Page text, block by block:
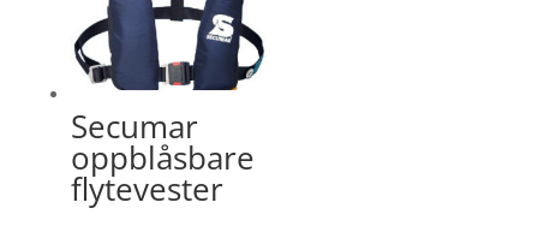
Secumar
oppblåsbare
flytevester